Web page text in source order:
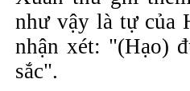
như vậy là tự của
nhận xét: "(Hạo)
sắc".